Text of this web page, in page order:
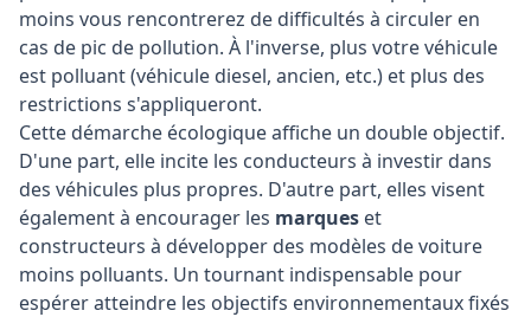
moins vous rencontrerez de difficultés à circuler en
cas de pic de pollution. À l'inverse, plus votre véhicule
est polluant (véhicule diesel, ancien, etc.) et plus des
restrictions s'appliqueront.
Cette démarche écologique affiche un double objectif.
D'une part, elle incite les conducteurs à investir dans
des véhicules plus propres. D'autre part, elles visent
également à encourager les marques et
constructeurs à développer des modèles de voiture
moins polluants. Un tournant indispensable pour
espérer atteindre les objectifs environnementaux fixés